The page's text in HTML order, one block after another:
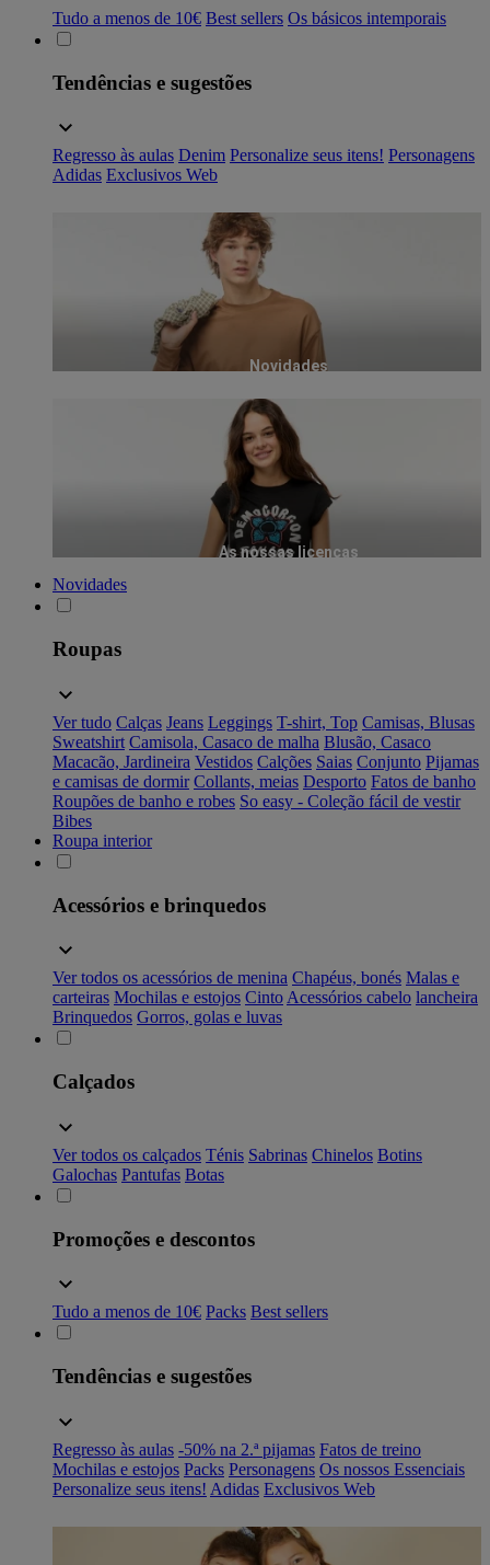
Tudo a menos de 10€ Best sellers Os básicos intemporais
Tendências e sugestões
Regresso às aulas Denim Personalize seus itens! Personagens
Adidas Exclusivos Web
Novidades
As nossas licenças
Novidades
Roupas
Ver tudo Calças Jeans Leggings T-shirt, Top Camisas, Blusas
Sweatshirt Camisola, Casaco de malha Blusão, Casaco
Macacão, Jardineira Vestidos Calções Saias Conjunto Pijamas
e camisas de dormir Collants, meias Desporto Fatos de banho
Roupões de banho e robes So easy - Coleção fácil de vestir
Bibes
Roupa interior
Acessórios e brinquedos
Ver todos os acessórios de menina Chapéus, bonés Malas e
carteiras Mochilas e estojos Cinto Acessórios cabelo lancheira
Brinquedos Gorros, golas e luvas
Calçados
Ver todos os calçados Ténis Sabrinas Chinelos Botins
Galochas Pantufas Botas
Promoções e descontos
Tudo a menos de 10€ Packs Best sellers
Tendências e sugestões
Regresso às aulas -50% na 2.ª pijamas Fatos de treino
Mochilas e estojos Packs Personagens Os nossos Essenciais
Personalize seus itens! Adidas Exclusivos Web